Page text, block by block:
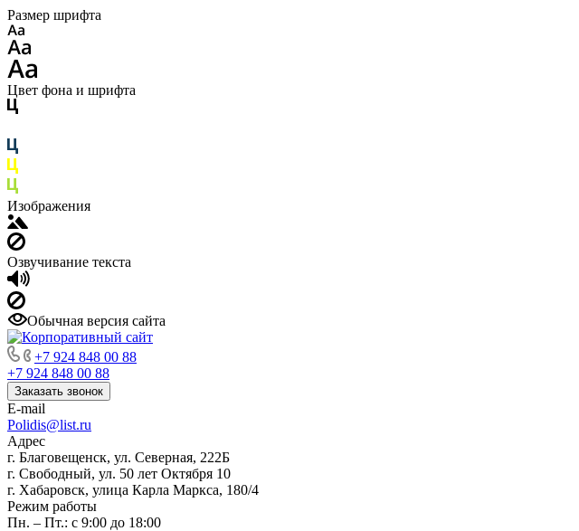
Размер шрифта
Цвет фона и шрифта
Изображения
Озвучивание текста
Обычная версия сайта
+7 924 848 00 88
+7 924 848 00 88
Заказать звонок
E-mail
Polidis@list.ru
Адрес
г. Благовещенск, ул. Северная, 222Б
г. Свободный, ул. 50 лет Октября 10
г. Хабаровск, улица Карла Маркса, 180/4
Режим работы
Пн. – Пт.: с 9:00 до 18:00